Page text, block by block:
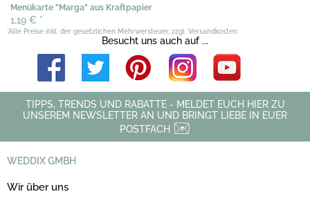
Menükarte "Marga" aus Kraftpapier
1,19 € *
*Alle Preise inkl. der gesetzlichen Mehrwersteuer, zzgl. Versandkosten
Besucht uns auch auf ...
TIPPS, TRENDS UND RABATTE - MELDET EUCH HIER ZU
UNSEREM NEWSLETTER AN UND BRINGT LIEBE IN EUER
POSTFACH
WEDDIX GMBH
Wir über uns